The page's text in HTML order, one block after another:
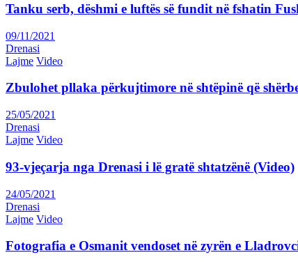
Tanku serb, dëshmi e luftës së fundit në fshatin
09/11/2021
Drenasi
Lajme Video
Zbulohet pllaka përkujtimore në shtëpinë që
25/05/2021
Drenasi
Lajme Video
93-vjeçarja nga Drenasi i lë gratë shtatzënë (Video)
24/05/2021
Drenasi
Lajme Video
Fotografia e Osmanit vendoset në zyrën e